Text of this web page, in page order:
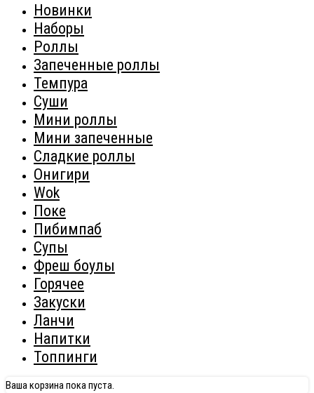
Новинки
Наборы
Роллы
Запеченные роллы
Темпура
Суши
Мини роллы
Мини запеченные
Сладкие роллы
Онигири
Wok
Поке
Пибимпаб
Супы
Фреш боулы
Горячее
Закуски
Ланчи
Напитки
Топпинги
Ваша корзина пока пуста.